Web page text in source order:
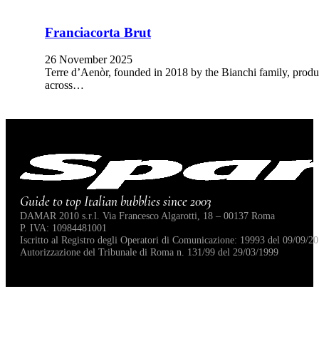
Franciacorta Brut
26 November 2025
Terre d’Aenòr, founded in 2018 by the Bianchi family,
across…
Guide to top Italian bubblies since 2003
DAMAR 2010 s.r.l. Via Francesco Algarotti, 18 – 00137 Roma
P. IVA: 10984481001
Iscritto al Registro degli Operatori di Comunicazione: 19993 del 09/09/
Autorizzazione del Tribunale di Roma n. 131/99 del 29/03/1999